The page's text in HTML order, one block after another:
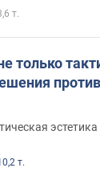
т.
только
против
т.